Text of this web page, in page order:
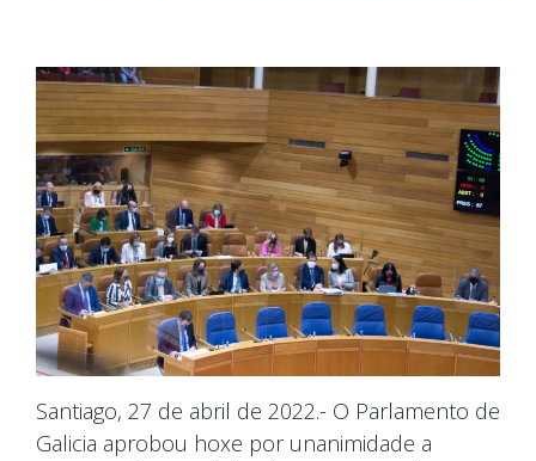
Santiago, 27 de abril de 2022.- O Parlamento de
Galicia aprobou hoxe por unanimidade a